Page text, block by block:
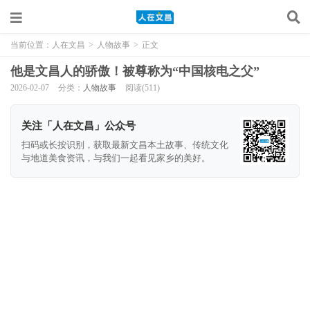
当前位置： 人在文昌 > 人物故事 > 正文
他是文昌人的骄傲！被尊称为“中国核电之父”
2026-02-07 分类： 人物故事 阅读(511)
关注「人在文昌」公众号
扫码或长按识别，获取最新文昌本土故事、传统文化
与地道美食资讯，与我们一起看见家乡的美好。